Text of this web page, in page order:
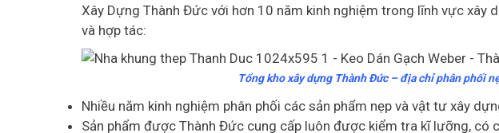
Xây Dựng Thành Đức với hơn 10 năm kinh nghiệm trong lĩnh vực xây
và hợp tác:
Tổng kho xây dựng Thành Đức – địa chỉ phân phối
Nhiều năm kinh nghiệm phân phối các sản phẩm nẹp và vật tư xây
Sản phẩm được Thành Đức cung cấp luôn được kiểm tra kĩ lưỡng, có